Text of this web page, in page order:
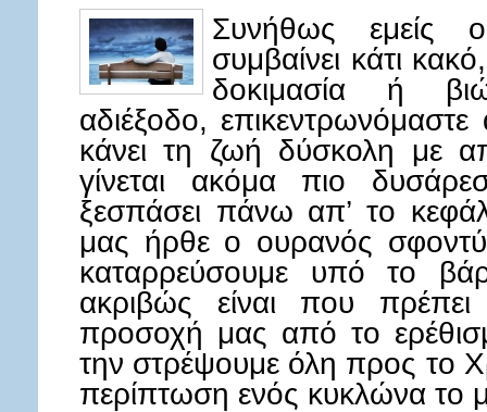
Συνήθως εμείς
συμβαίνει κάτι
δοκιμασία ή
αδιέξοδο,
κάνει τη ζωή δύσκολη με
γίνεται ακόμα πιο
ξεσπάσει πάνω απ’ το
μας ήρθε ο ουρανός
καταρρεύσουμε υπό το
ακριβώς είναι που
προσοχή μας από το
την στρέψουμε όλη προς το
περίπτωση ενός κυκλώνα το